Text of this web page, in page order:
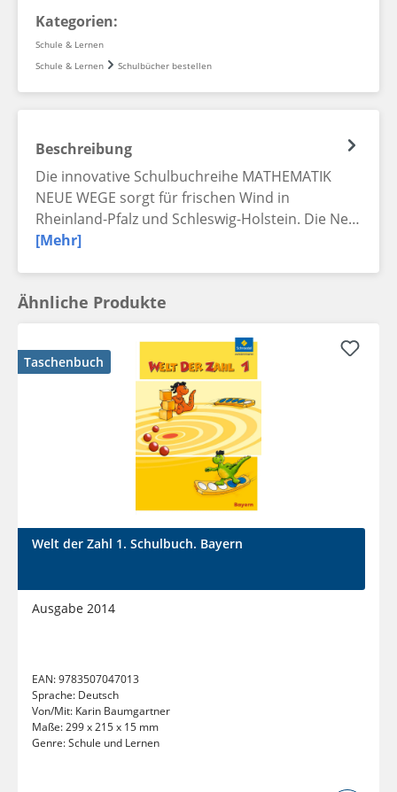
Kategorien:
Schule & Lernen
Schule & Lernen
Schulbücher bestellen
Beschreibung
Die innovative Schulbuchreihe MATHEMATIK
NEUE WEGE sorgt für frischen Wind in
Rheinland-Pfalz und Schleswig-Holstein. Die Ne…
[Mehr]
Ähnliche Produkte
Taschenbuch
Welt der Zahl 1. Schulbuch. Bayern
Ausgabe 2014
EAN:9783507047013
Sprache: Deutsch
Von/Mit: Karin Baumgartner
Maße:299 x 215 x 15 mm
Genre:Schule und Lernen